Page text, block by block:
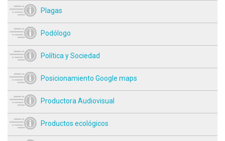
Plagas
Podólogo
Política y Sociedad
Posicionamiento Google maps
Productora Audiovisual
Productos ecológicos